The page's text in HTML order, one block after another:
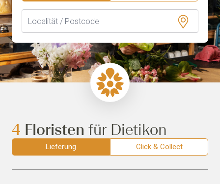
4 Floristen für Dietikon
Lieferung Click & Collect